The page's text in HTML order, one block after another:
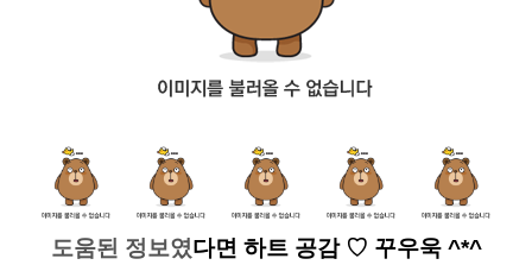
도움된 정보였다면 하트 공감 ♡ 꾸우욱 ^*^